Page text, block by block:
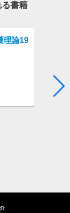
書籍
理論19